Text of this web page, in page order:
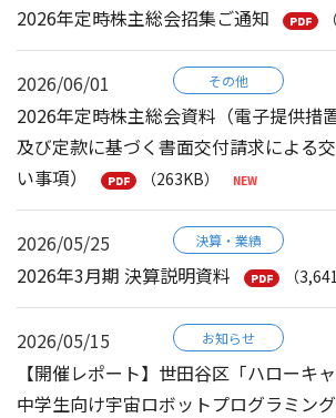
2026年定時株主総会招集ご通知
2026/06/01 その他
2026年定時株主総会資料（電子提供措
及び定款に基づく書面交付請求による
い事項）
（263KB）
2026/05/25 決算・業績
2026年3月期 決算説明資料 （
2026/05/15 お知らせ
【開催レポート】世田谷区「ハローキ
中学生向け宇宙ロボットプログラミン